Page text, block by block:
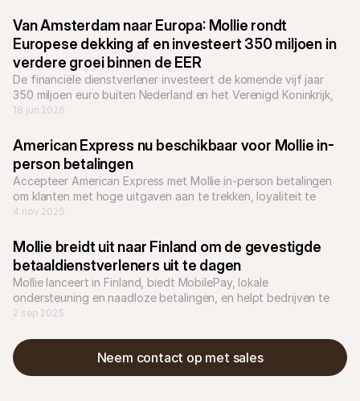
Van Amsterdam naar Europa: Mollie rondt
Europese dekking af en investeert 350 miljoen in
verdere groei binnen de EER
De financiële dienstverlener investeert de komende vijf jaar
350 miljoen euro buiten Nederland en het Verenigd Koninkrijk,
om het lokale aanbod en teams nog verder uit te breiden
18 jun 2026
American Express nu beschikbaar voor Mollie in-
person betalingen
Accepteer American Express met Mollie in-person betalingen
om klanten met hoge uitgaven aan te trekken, loyaliteit te
vergroten en je omzet te laten groeien.
4 nov 2025
Mollie breidt uit naar Finland om de gevestigde
betaaldienstverleners uit te dagen
Mollie lanceert in Finland, biedt MobilePay, lokale
ondersteuning en naadloze betalingen, en helpt bedrijven te
groeien met lokale oplossingen en snelle Europese uitbreiding.
2 sep 2025
Neem contact op met sales